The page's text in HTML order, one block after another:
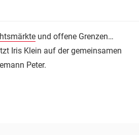
und offene Grenzen…
Iris Klein auf der gemeinsamen
Peter.